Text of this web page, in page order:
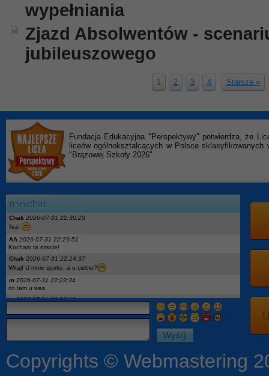
wypełniania
Zjazd Absolwentów -
jubileuszowego
1 2 3 4 Starsze »
Fundacja Edukacyjna "Perspektywy" potwierdza, że
liceów ogólnokształcących w Polsce
"Brązowej Szkoły 2026".
Chak 2026-07-31 22:30:23
Też!
AA 2026-07-31 22:29:51
Kocham ta szkole!
Chak 2026-07-31 22:24:37
Witaj! U mnie spoko, a u ciebie?
m 2026-07-31 22:23:34
co tam u was
m 2026-07-31 22:23:18
x 2026-07-27 18:04:05
Descubre1. I geo była nowa a teraz stara edycja wtf
Ona 2026-07-24 08:53:33
Czy jest jakaś lista podreczników dla pierwszoklasistów?
Copyrights © Webmastering